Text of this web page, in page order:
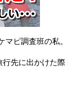
ピ調査班の私。
行先に出かけた際